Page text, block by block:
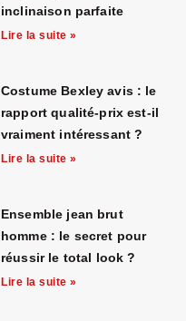
inclinaison parfaite
Lire la suite »
Costume Bexley avis : le
rapport qualité-prix est-il
vraiment intéressant ?
Lire la suite »
Ensemble jean brut
homme : le secret pour
réussir le total look ?
Lire la suite »